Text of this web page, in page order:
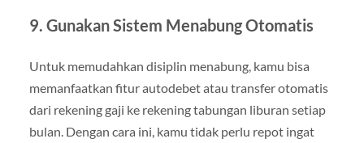
9. Gunakan Sistem Menabung Otomatis
Untuk memudahkan disiplin menabung, kamu bisa
memanfaatkan fitur autodebet atau transfer otomatis
dari rekening gaji ke rekening tabungan liburan setiap
bulan. Dengan cara ini, kamu tidak perlu repot ingat